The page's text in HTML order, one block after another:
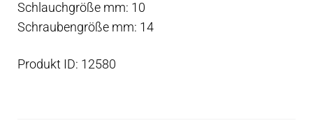
Schlauchgröße mm: 10
Schraubengröße mm: 14
Produkt ID: 12580